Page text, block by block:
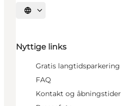
Vælg sprog
Nyttige links
Gratis langtidsparkering
FAQ
Kontakt og åbningstider